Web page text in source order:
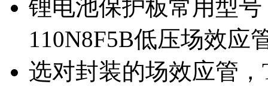
锂电池保护板常用型
110N8F5B低压场效应
选对封装的场效应管